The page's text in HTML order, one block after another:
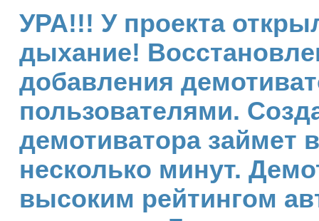
УРА!!! У проекта
дыхание!
добавления
пользователями.
демотиватора займет
несколько минут.
высоким рейтингом